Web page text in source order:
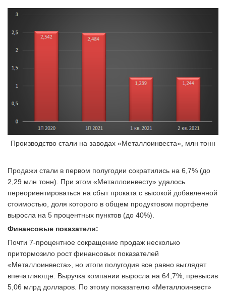
Производство стали на заводах «Металлоинвеста», млн тонн
Продажи стали в первом полугодии сократились на 6,7% (до
2,29 млн тонн). При этом «Металлоинвесту» удалось
переориентироваться на сбыт проката с высокой добавленной
стоимостью, доля которого в общем продуктовом портфеле
выросла на 5 процентных пунктов (до 40%).
Финансовые показатели:
Почти 7-процентное сокращение продаж несколько
притормозило рост финансовых показателей
«Металлоинвеста», но итоги полугодия все равно выглядят
впечатляюще. Выручка компании выросла на 64,7%, превысив
5,06 млрд долларов. По этому показателю «Металлоинвест»